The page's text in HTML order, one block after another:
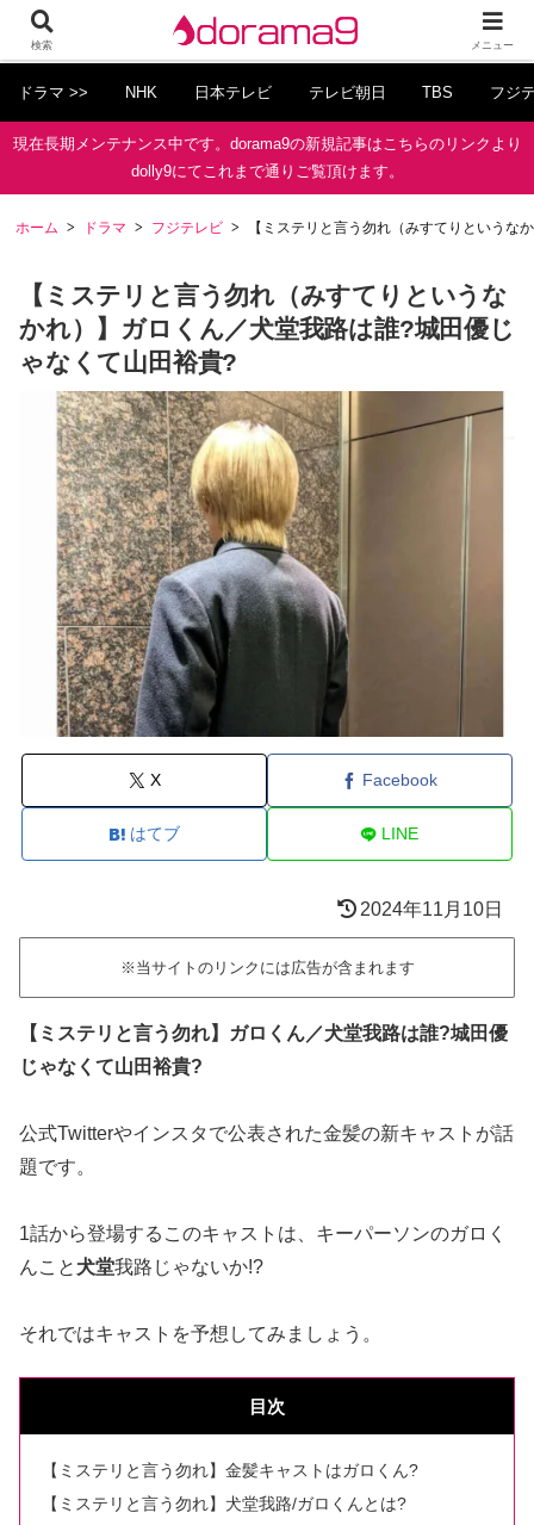
ドラマ >> NHK 日本テレビ テレビ朝日 TBS フジ
現在長期メンテナンス中です。dorama9の新規記事はこちらのリンクより
dolly9にてこれまで通りご覧頂けます。
ホーム ドラマ フジテレビ 【ミステリと言う勿れ（みすてりというな
【ミステリと言う勿れ（みすてりというな
かれ）】ガロくん／犬堂我路は誰?城田優じ
ゃなくて山田裕貴?
X Facebook
はてブ LINE
2024年11月10日
※当サイトのリンクには広告が含まれます
【ミステリと言う勿れ】ガロくん／犬堂我路は誰?城田優
じゃなくて山田裕貴?
公式Twitterやインスタで公表された金髪の新キャストが話
題です。
1話から登場するこのキャストは、キーパーソンのガロく
んこと 犬堂我路じゃないか!?
それではキャストを予想してみましょう。
目次
【ミステリと言う勿れ】金髪キャストはガロくん?
【ミステリと言う勿れ】犬堂我路/ガロくんとは?
検索 メニュー